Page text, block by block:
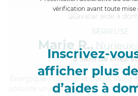
vérification avant toute mise
Inscrivez-
afficher plus
d’aides à
SÉRIEUSE
Marie R.,
à 5km de chez
, humaine et fiable, Marie
possède un diplôme d'Etat